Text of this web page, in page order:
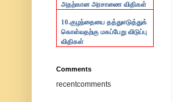
அதற்கான அரசாணை விதிகள்
10.குழந்தையை தத்துஎடுத்துக்
கொள்வதற்கு மகப்பேறு விடுப்பு
விதிகள்
Comments
recentcomments